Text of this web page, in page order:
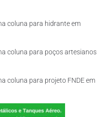
coluna para hidrante em
coluna para poços artesianos
coluna para projeto FNDE em